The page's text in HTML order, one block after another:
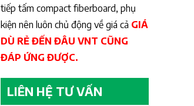
tiếp tấm compact fiberboard, phụ
kiện nên luôn chủ động về giá cả GIÁ
DÙ RẺ ĐẾN ĐÂU VNT CŨNG
ĐÁP ỨNG ĐƯỢC.
LIÊN HỆ TƯ VẤN